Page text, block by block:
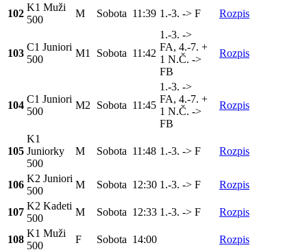
102
K1 Muži
500
M Sobota 11:39 1.-3. -> F Rozpis
103
C1 Juniori
500
M1 Sobota 11:42
1.-3. ->
FA, 4.-7. +
1 N.Č. ->
FB
Rozpis
104
C1 Juniori
500
M2 Sobota 11:45
1.-3. ->
FA, 4.-7. +
1 N.Č. ->
FB
Rozpis
105
K1
Juniorky
500
M Sobota 11:48 1.-3. -> F Rozpis
106
K2 Juniori
500
M Sobota 12:30 1.-3. -> F Rozpis
107
K2 Kadeti
500
M Sobota 12:33 1.-3. -> F Rozpis
108
K1 Muži
500
F Sobota 14:00 Rozpis